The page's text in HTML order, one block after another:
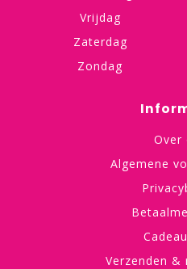
Vrijdag
Zaterdag
Zondag
Over
Algemene
Verzenden &